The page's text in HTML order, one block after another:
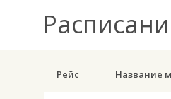
Рейс Название